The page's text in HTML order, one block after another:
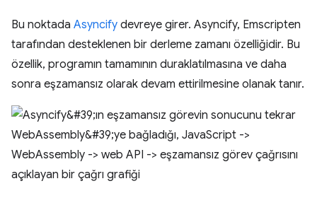
Bu noktada Asyncify devreye girer. Asyncify, Emscripten
tarafından desteklenen bir derleme zamanı özelliğidir. Bu
özellik, programın tamamının duraklatılmasına ve daha
sonra eşzamansız olarak devam ettirilmesine olanak tanır.